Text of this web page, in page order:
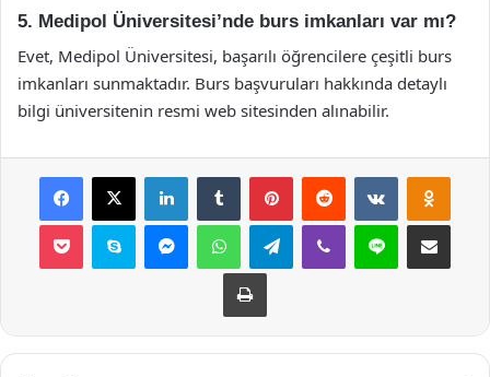
5. Medipol Üniversitesi’nde burs imkanları var mı?
Evet, Medipol Üniversitesi, başarılı öğrencilere çeşitli burs
imkanları sunmaktadır. Burs başvuruları hakkında detaylı
bilgi üniversitenin resmi web sitesinden alınabilir.
Facebook
X LinkedInTumblr PinterestReddit VKontakte
Pocket Skype MessengerWhatsAppTelegramViber Line E-Posta ile
Yazdır